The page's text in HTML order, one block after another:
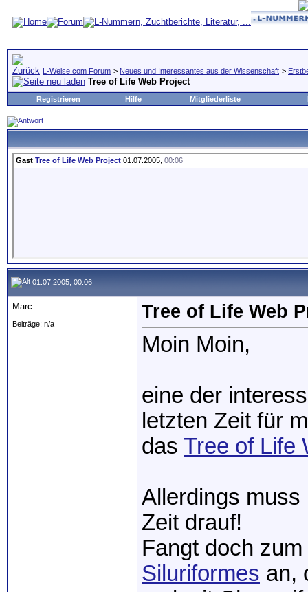
L-Welse.com Forum > Neues und Interessantes aus der Wissenschaft >
Tree of Life Web Project
Registrieren Hilfe Mitgliederliste
Gast Tree of Life Web Project 01.07.2005, 00:06
01.07.2005, 00:06
Marc
Beiträge: n/a
Tree of Life Web
Moin Moin,
eine der
letzten Zeit für
das Tree of Life
Allerdings
Zeit drauf!
Fangt doch
Siluriformes an,